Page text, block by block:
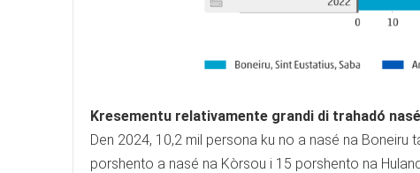
Kresementu relativamente grandi di trahadó
Den 2024, 10,2 mil persona ku no a nasé na Boneiru
porshento a nasé na Kòrsou i 15 porshento na